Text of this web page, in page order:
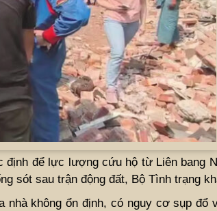
để lực lượng cứu hộ từ Liên bang
sót sau trận động đất, Bộ Tình trạng
không ổn định, có nguy cơ sụp đổ